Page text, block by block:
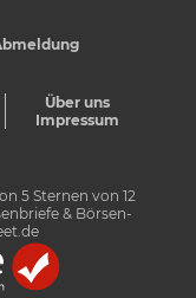
Über uns
Impressum
5Sternen von 12
& Börsen-